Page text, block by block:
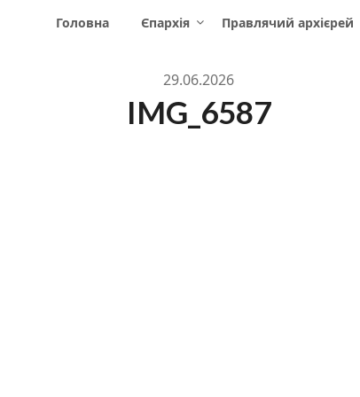
Головна Єпархія Правлячий архієрей
29.06.2026
IMG_6587